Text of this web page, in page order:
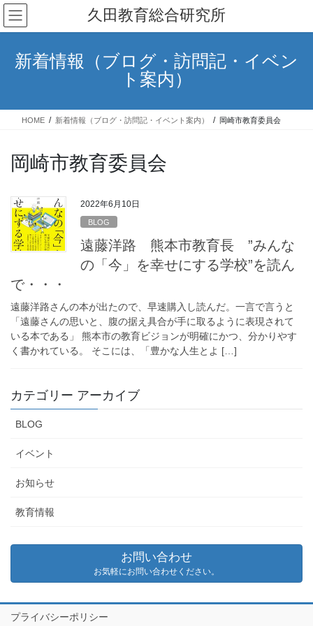
コ
ン
テ
キ
ナ
ビ
ゲ
に
久田教育総合研究所
新着情報（ブログ・訪問記・イベン
ト案内）
HOME 新着情報（ブログ・訪問記・イベント案内） 岡崎市教育委員会
岡崎市教育委員会
2022年6月10日
BLOG
遠藤洋路 熊本市教育長 ”みんな
の「今」を幸せにする学校”を読ん
で・・・
遠藤洋路さんの本が出たので、早速購入し読んだ。一言で言うと
「遠藤さんの思いと、腹の据え具合が手に取るように表現されて
いる本である」 熊本市の教育ビジョンが明確にかつ、分かりやす
く書かれている。 そこには、「豊かな人生とよ […]
カテゴリー アーカイブ
BLOG
イベント
お知らせ
教育情報
お問い合わせ
お気軽にお問い合わせください。
プライバシーポリシー